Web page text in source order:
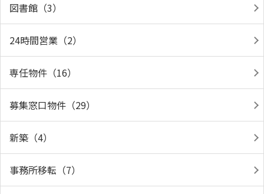
図書館（3）
24時間営業（2）
専任物件（16）
募集窓口物件（29）
新築（4）
事務所移転（7）